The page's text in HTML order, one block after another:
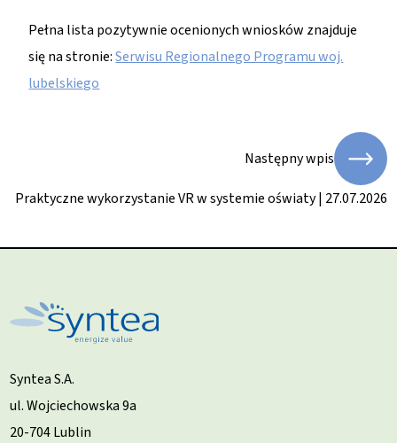
Pełna lista pozytywnie ocenionych wniosków znajduje
się na stronie:Serwisu Regionalnego Programu woj.
lubelskiego
Następny wpis
Praktyczne wykorzystanie VR w systemie oświaty | 27.07.2026
Syntea S.A.
ul. Wojciechowska 9a
20-704 Lublin